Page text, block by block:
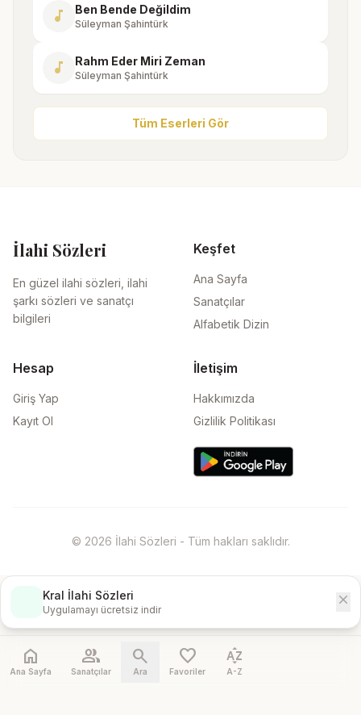
music_note Ben Bende Değildim
Süleyman Şahintürk
music_note Rahm Eder Miri Zeman
Süleyman Şahintürk
Tüm Eserleri Gör
İlahi Sözleri
En güzel ilahi sözleri, ilahi
şarkı sözleri ve sanatçı
bilgileri
Keşfet
Ana Sayfa
Sanatçılar
Alfabetik Dizin
Hesap
Giriş Yap
Kayıt Ol
İletişim
Hakkımızda
Gizlilik Politikası
© 2026 İlahi Sözleri - Tüm hakları saklıdır.
Kral İlahi Sözleri
Uygulamayı ücretsiz indir
close
home
Ana Sayfa
people
Sanatçılar
search
Ara
favorite
Favoriler
sort_by_alpha
A-Z